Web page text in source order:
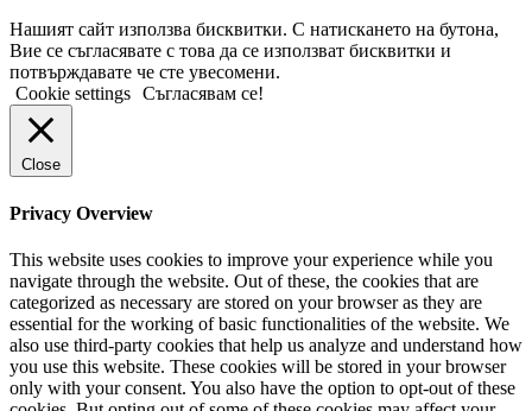
Нашият сайт използва бисквитки. С натискането на бутона,
Вие се съгласявате с това да се използват бисквитки и
потвърждавате че сте увесомени.
Cookie settings Съгласявам се!
Close
Privacy Overview
This website uses cookies to improve your experience while you
navigate through the website. Out of these, the cookies that are
categorized as necessary are stored on your browser as they are
essential for the working of basic functionalities of the website. We
also use third-party cookies that help us analyze and understand how
you use this website. These cookies will be stored in your browser
only with your consent. You also have the option to opt-out of these